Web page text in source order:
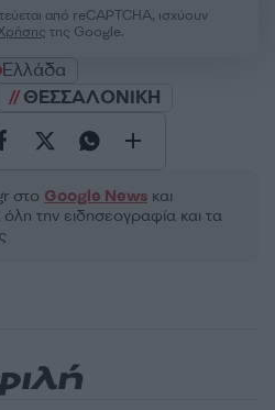
από reCAPTCHA, ισχύουν
της Google.
Ελλάδα
ΘΕΣΣΑΛΟΝΙΚΗ
στο Google News και
την ειδησεογραφία και τα